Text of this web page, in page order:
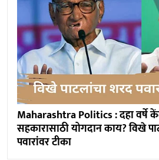
Maharashtra Politics : दहा वर्षे
सहकारासाठी योगदान काय? विखे
पवारांवर टीका